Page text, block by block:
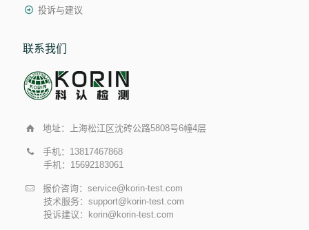
投诉与建议
联系我们
地址：上海松江区沈砖公路5808号6幢4层
手机：13817467868
手机：15692183061
报价咨询：service@korin-test.com
技术服务：support@korin-test.com
投诉建议：korin@korin-test.com